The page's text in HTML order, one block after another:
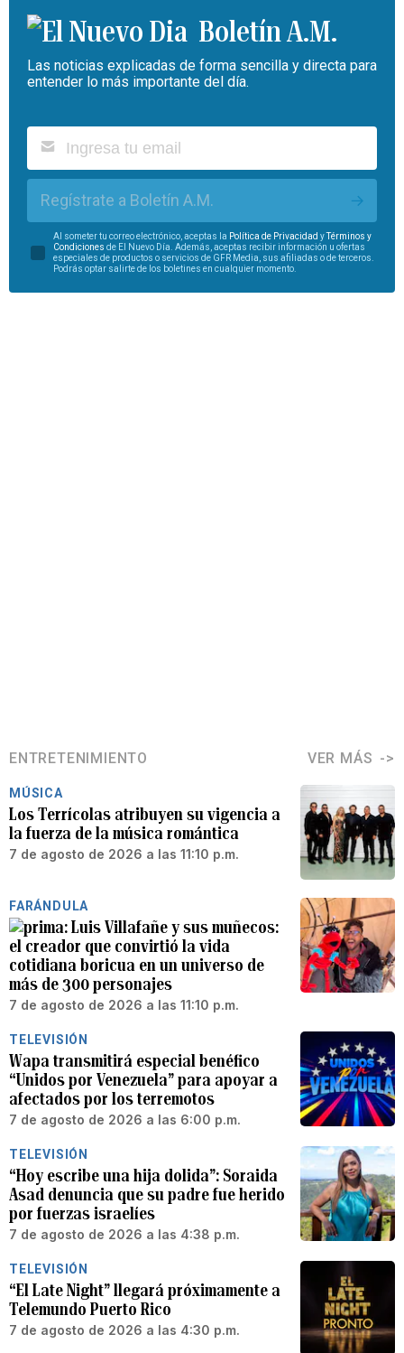
Boletín A.M.
Las noticias explicadas de forma sencilla y directa para
entender lo más importante del día.
Regístrate a Boletín A.M.
Al someter tu correo electrónico, aceptas la Política de Privacidad yTérminos y
Condiciones de El Nuevo Día. Además, aceptas recibir información u ofertas
especiales de productos o servicios de GFR Media, sus afiliadas o de terceros.
Podrás optar salirte de los boletines en cualquier momento.
ENTRETENIMIENTO VER MÁS
MÚSICA
Los Terrícolas atribuyen su vigencia a
la fuerza de la música romántica
7 de agosto de 2026 a las 11:10 p.m.
FARÁNDULA
Luis Villafañe y sus muñecos:
el creador que convirtió la vida
cotidiana boricua en un universo de
más de 300 personajes
7 de agosto de 2026 a las 11:10 p.m.
TELEVISIÓN
Wapa transmitirá especial benéfico
“Unidos por Venezuela” para apoyar a
afectados por los terremotos
7 de agosto de 2026 a las 6:00 p.m.
TELEVISIÓN
“Hoy escribe una hija dolida”: Soraida
Asad denuncia que su padre fue herido
por fuerzas israelíes
7 de agosto de 2026 a las 4:38 p.m.
TELEVISIÓN
“El Late Night” llegará próximamente a
Telemundo Puerto Rico
7 de agosto de 2026 a las 4:30 p.m.